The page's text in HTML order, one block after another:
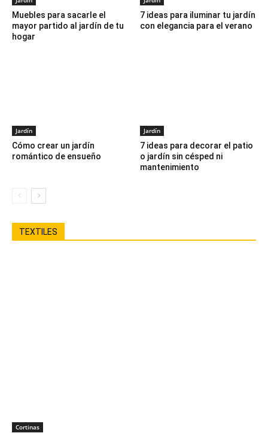
Muebles para sacarle el
mayor partido al jardín de tu
hogar
7 ideas para iluminar tu jardín
con elegancia para el verano
Jardín
Cómo crear un jardín
romántico de ensueño
Jardín
7 ideas para decorar el patio
o jardín sin césped ni
mantenimiento
TEXTILES
Cortinas